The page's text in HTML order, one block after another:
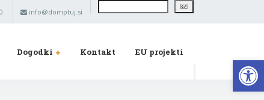
info@domptuj.si
Išči
Dogodki Kontakt EU projekti